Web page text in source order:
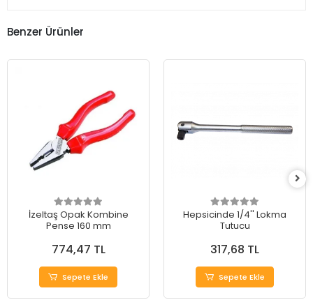
Benzer Ürünler
İzeltaş Opak Kombine
Pense 160 mm
774,47 TL
Sepete Ekle
Hepsicinde 1/4'' Lokma
Tutucu
317,68 TL
Sepete Ekle